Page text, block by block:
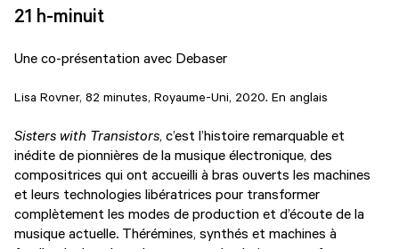
21 h-minuit
Une co-présentation avec Debaser
Lisa Rovner, 82 minutes, Royaume-Uni, 2020. En anglais
Sisters with Transistors, c’est l’histoire remarquable et
inédite de pionnières de la musique électronique, des
compositrices qui ont accueilli à bras ouverts les machines
et leurs technologies libératrices pour transformer
complètement les modes de production et d’écoute de la
musique actuelle. Thérémines, synthés et machines à